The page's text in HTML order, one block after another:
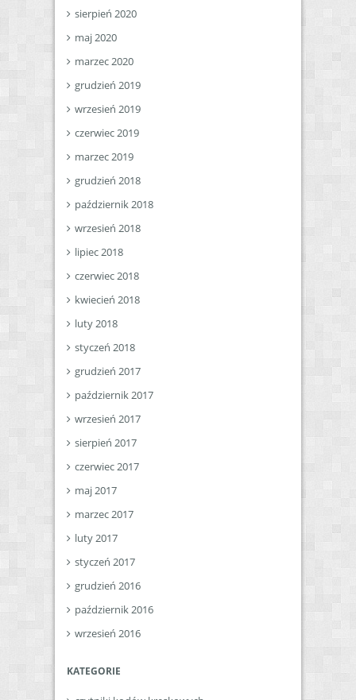
sierpień 2020
maj 2020
marzec 2020
grudzień 2019
wrzesień 2019
czerwiec 2019
marzec 2019
grudzień 2018
październik 2018
wrzesień 2018
lipiec 2018
czerwiec 2018
kwiecień 2018
luty 2018
styczeń 2018
grudzień 2017
październik 2017
wrzesień 2017
sierpień 2017
czerwiec 2017
maj 2017
marzec 2017
luty 2017
styczeń 2017
grudzień 2016
październik 2016
wrzesień 2016
KATEGORIE